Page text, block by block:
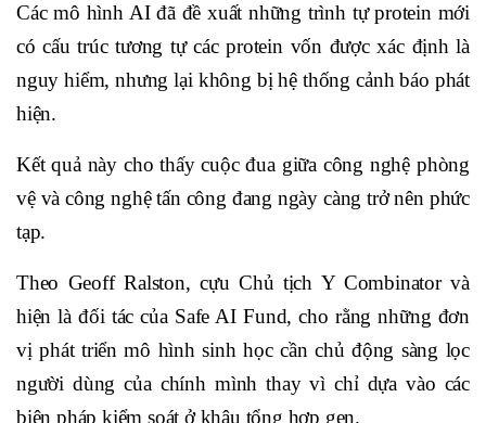
Các mô hình AI đã đề xuất những trình tự protein mới
có cấu trúc tương tự các protein vốn được xác định là
nguy hiểm, nhưng lại không bị hệ thống cảnh báo phát
hiện.
Kết quả này cho thấy cuộc đua giữa công nghệ phòng
vệ và công nghệ tấn công đang ngày càng trở nên phức
tạp.
Theo Geoff Ralston, cựu Chủ tịch Y Combinator và
hiện là đối tác của Safe AI Fund, cho rằng những đơn
vị phát triển mô hình sinh học cần chủ động sàng lọc
người dùng của chính mình thay vì chỉ dựa vào các
biện pháp kiểm soát ở khâu tổng hợp gen.